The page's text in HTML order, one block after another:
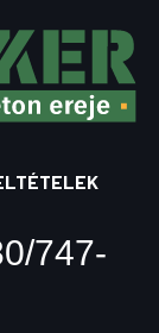
747-